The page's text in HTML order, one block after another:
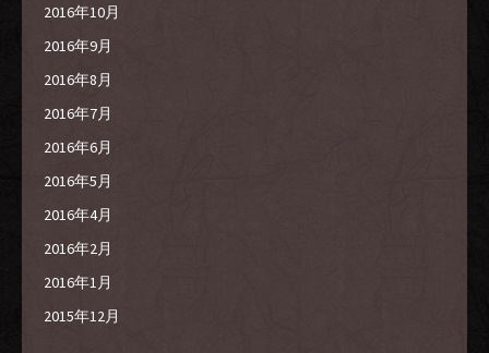
2016年10月
2016年9月
2016年8月
2016年7月
2016年6月
2016年5月
2016年4月
2016年2月
2016年1月
2015年12月